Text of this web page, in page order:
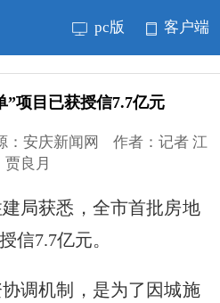
pc版 客户端
”项目已获授信7.7亿元
：安庆新闻网 作者：记者 江
良月
获悉，全市首批房地
信7.7亿元。
机制，是为了因城施